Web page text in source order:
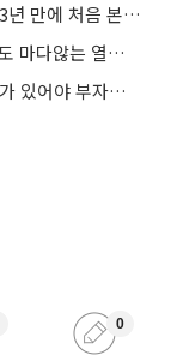
수목드라마 ‘용팔이’ 김태희, 주원 언급 “3년 만에 처음 본 외부인, 그는 누구였을까”
수목드라마 '용팔이' 김태희 와이어 액션도 마다않는 열연 '현장 포착'
수목드라마 ‘용팔이’ 주원, 속물 근성 “내가 있어야 부자도 돈 쓰는 재미있겠지”
0